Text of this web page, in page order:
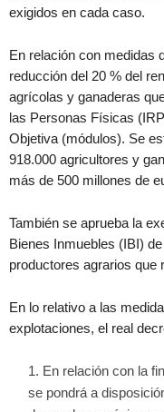
exigidos en cada caso.
En relación con medidas
reducción del 20 % del
agrícolas y ganaderas
las Personas Físicas
Objetiva (módulos). Se
918.000 agricultores y
más de 500 millones de
También se aprueba la
Bienes Inmuebles (IBI)
productores agrarios que
En lo relativo a las
explotaciones, el real
En relación con la
se pondrá a